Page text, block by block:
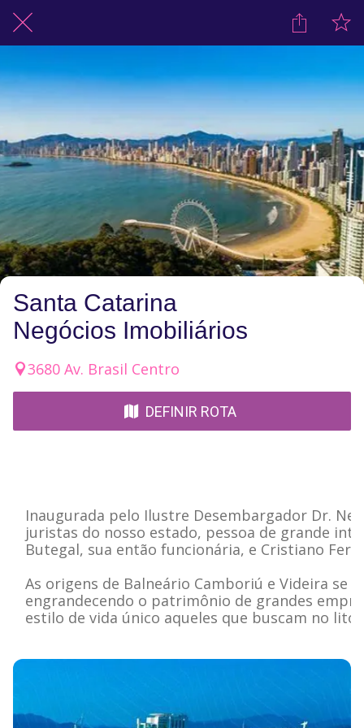
Santa Catarina
Negócios Imobiliários
3680 Av. Brasil Centro
DEFINIR ROTA
Inaugurada pelo Ilustre Desembargador Dr.
juristas do nosso estado, pessoa de grande
Butegal, sua então funcionária, e Cristiano
As origens de Balneário Camboriú e Videira se
engrandecendo o patrimônio de grandes
estilo de vida único aqueles que buscam no